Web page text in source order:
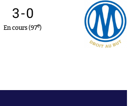
3-0
En cours (97e)